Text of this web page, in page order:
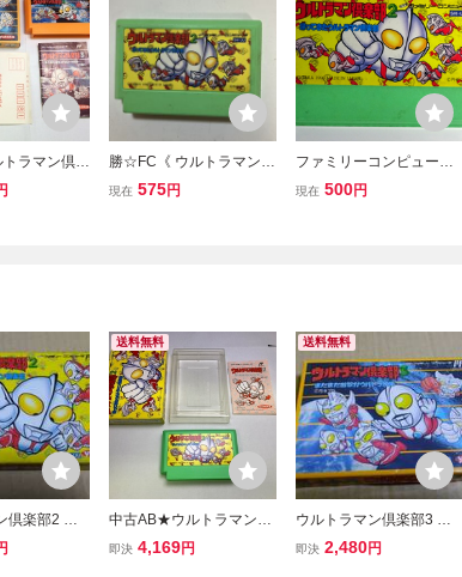
ラマン倶楽
ンソフト
勝☆FC《 ウルトラマン倶
楽部2 帰ってきたウルト
現在 575円
ファミリーコンピュータ
ー ユタカ／バンダイ
現在 500円
倶楽部2 帰
ラマン倶
送料無料
中古AB★ウルトラマン倶
楽部2 帰ってきたウルト
即決 4,169円
送料無料
ウルトラマン倶楽部3 フ
ァミコン
即決 2,480円